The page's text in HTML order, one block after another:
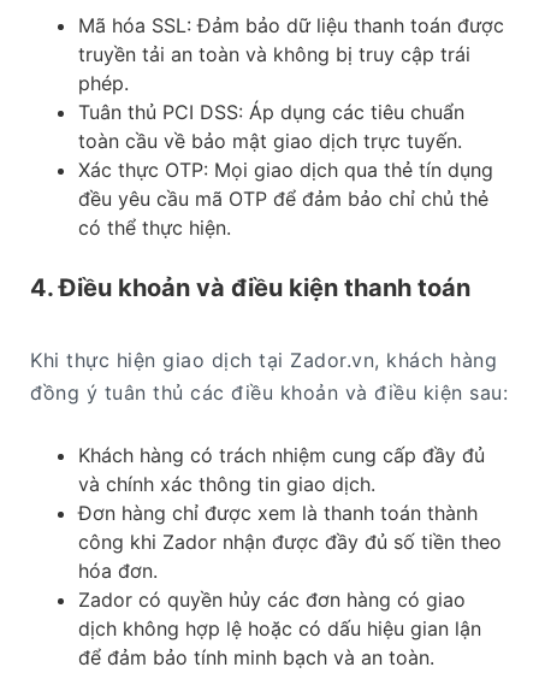
Mã hóa SSL: Đảm bảo dữ liệu thanh toán được
truyền tải an toàn và không bị truy cập trái
phép.
Tuân thủ PCI DSS: Áp dụng các tiêu chuẩn
toàn cầu về bảo mật giao dịch trực tuyến.
Xác thực OTP: Mọi giao dịch qua thẻ tín dụng
đều yêu cầu mã OTP để đảm bảo chỉ chủ thẻ
có thể thực hiện.
4. Điều khoản và điều kiện thanh toán
Khi thực hiện giao dịch tại Zador.vn, khách hàng
đồng ý tuân thủ các điều khoản và điều kiện sau:
Khách hàng có trách nhiệm cung cấp đầy đủ
và chính xác thông tin giao dịch.
Đơn hàng chỉ được xem là thanh toán thành
công khi Zador nhận được đầy đủ số tiền theo
hóa đơn.
Zador có quyền hủy các đơn hàng có giao
dịch không hợp lệ hoặc có dấu hiệu gian lận
để đảm bảo tính minh bạch và an toàn.